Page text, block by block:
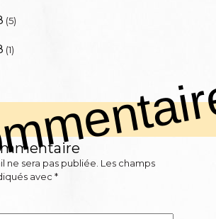
(5)
(1)
ne sera pas publiée. Les champs
avec *